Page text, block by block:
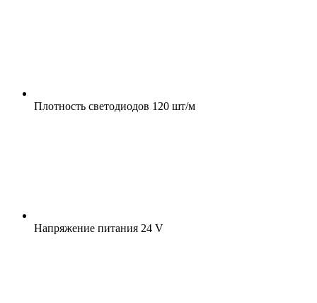
Плотность светодиодов 120 шт/м
Напряжение питания 24 V